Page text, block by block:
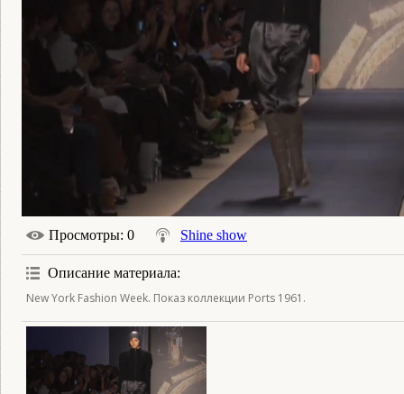
Просмотры: 0 Shine show
Описание материала:
New York Fashion Week. Показ коллекции Ports 1961.